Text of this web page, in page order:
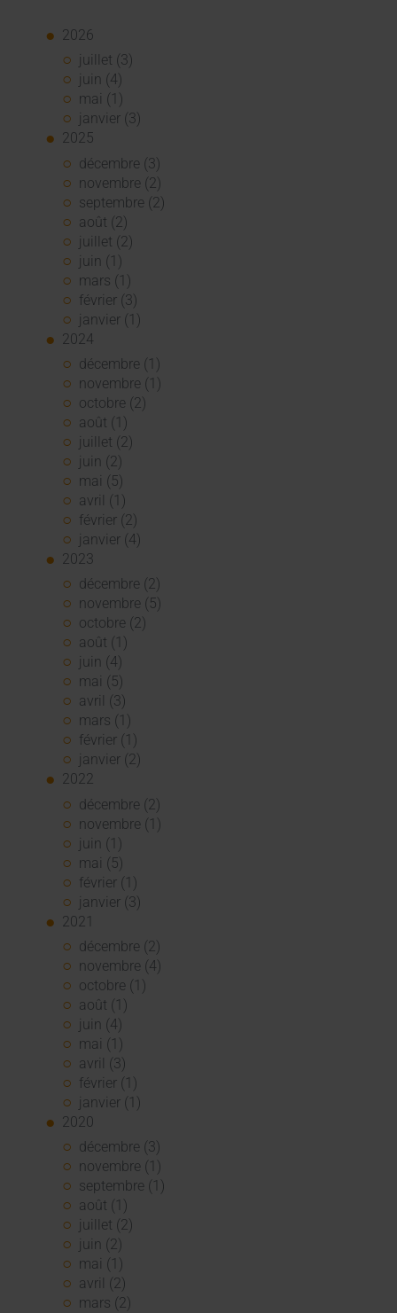
2026
juillet (3)
juin (4)
mai (1)
janvier (3)
2025
décembre (3)
novembre (2)
septembre (2)
août (2)
juillet (2)
juin (1)
mars (1)
février (3)
janvier (1)
2024
décembre (1)
novembre (1)
octobre (2)
août (1)
juillet (2)
juin (2)
mai (5)
avril (1)
février (2)
janvier (4)
2023
décembre (2)
novembre (5)
octobre (2)
août (1)
juin (4)
mai (5)
avril (3)
mars (1)
février (1)
janvier (2)
2022
décembre (2)
novembre (1)
juin (1)
mai (5)
février (1)
janvier (3)
2021
décembre (2)
novembre (4)
octobre (1)
août (1)
juin (4)
mai (1)
avril (3)
février (1)
janvier (1)
2020
décembre (3)
novembre (1)
septembre (1)
août (1)
juillet (2)
juin (2)
mai (1)
avril (2)
mars (2)